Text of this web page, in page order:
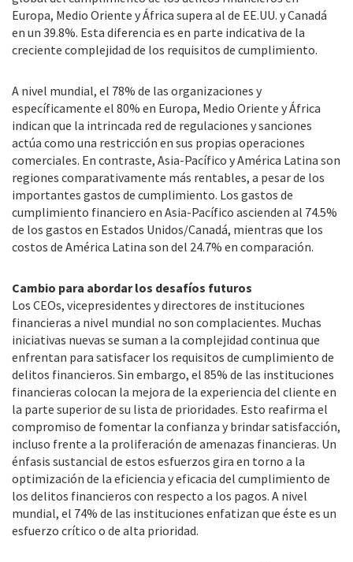
Europa, Medio Oriente y África supera al de EE.UU. y Canadá
en un 39.8%. Esta diferencia es en parte indicativa de la
creciente complejidad de los requisitos de cumplimiento.
A nivel mundial, el 78% de las organizaciones y
específicamente el 80% en Europa, Medio Oriente y África
indican que la intrincada red de regulaciones y sanciones
actúa como una restricción en sus propias operaciones
comerciales. En contraste, Asia-Pacífico y América Latina son
regiones comparativamente más rentables, a pesar de los
importantes gastos de cumplimiento. Los gastos de
cumplimiento financiero en Asia-Pacífico ascienden al 74.5%
de los gastos en Estados Unidos/Canadá, mientras que los
costos de América Latina son del 24.7% en comparación.
Cambio para abordar los desafíos futuros
Los CEOs, vicepresidentes y directores de instituciones
financieras a nivel mundial no son complacientes. Muchas
iniciativas nuevas se suman a la complejidad continua que
enfrentan para satisfacer los requisitos de cumplimiento de
delitos financieros. Sin embargo, el 85% de las instituciones
financieras colocan la mejora de la experiencia del cliente en
la parte superior de su lista de prioridades. Esto reafirma el
compromiso de fomentar la confianza y brindar satisfacción,
incluso frente a la proliferación de amenazas financieras. Un
énfasis sustancial de estos esfuerzos gira en torno a la
optimización de la eficiencia y eficacia del cumplimiento de
los delitos financieros con respecto a los pagos. A nivel
mundial, el 74% de las instituciones enfatizan que éste es un
esfuerzo crítico o de alta prioridad.